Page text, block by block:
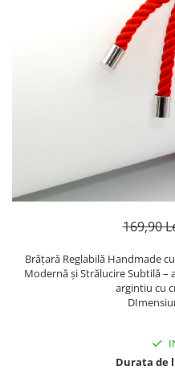
169,90
Brățară Reglabilă Handmade
Modernă și Strălucire Subtilă –
argintiu cu
Durata de